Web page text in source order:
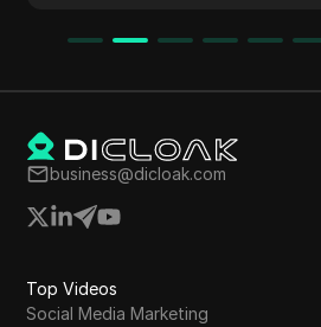
business@dicloak.com
Top Videos
Social Media Marketing